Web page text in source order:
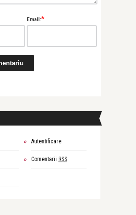
Email:*
Autentificare
Comentarii RSS